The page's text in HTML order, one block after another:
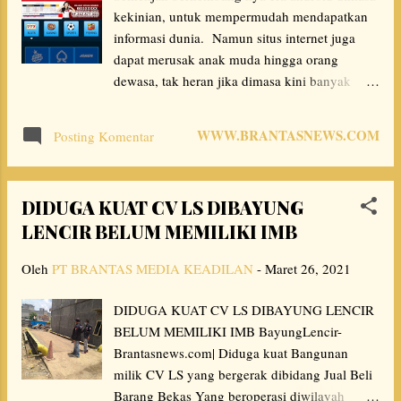
Semende, sebutan untuk orang Semende
percaya produk kopi dari Semende baik jenis
Robusta maupun Arabica tidak kalah bersaing
dengan kopi lainnya. Kali ini Tim CSR dan
dengan penggiat kopi Arabica yang tergabung
kekinian, untuk mempermudah mendapatkan
informasi dunia. Namun situs internet juga
dapat merusak anak muda hingga orang
dewasa, tak heran jika dimasa kini banyak
online, beragam situs yang disajikan
dijejaringan internet. Namu, kita harus tetap
yang tidak mencurangi/menipu member,
seperti yang terjadi pada situs Judi online,
menceritakan bahwa situs mpored.com
membernya, penipuan ini biasanya mereka
lakukan melalui Deposit, deposit iyalah uang
yang kita tansfer untuk membeli cheep agar
dapat bermain judi yang telah disediakan oleh
Posting Komentar WWW.BRANTASNEWS.COM
DIDUGA KUAT CV LS DIBAYUNG
LENCIR BELUM MEMILIKI IMB
Oleh PT BRANTAS MEDIA KEADILAN - Maret 26, 2021
DIDUGA KUAT CV LS DIBAYUNG LENCIR
BELUM MEMILIKI IMB BayungLencir-
Brantasnews.com| Diduga kuat Bangunan
milik CV LS yang bergerak dibidang Jual Beli
Barang Bekas Yang beroperasi diwilayah